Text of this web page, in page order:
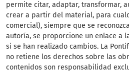
permite citar, adaptar, transformar,
crear a partir del material, para
comercial), siempre que se
autoría, se proporcione un enlace a
si se han realizado cambios. La
no retiene los derechos sobre las
contenidos son responsabilidad